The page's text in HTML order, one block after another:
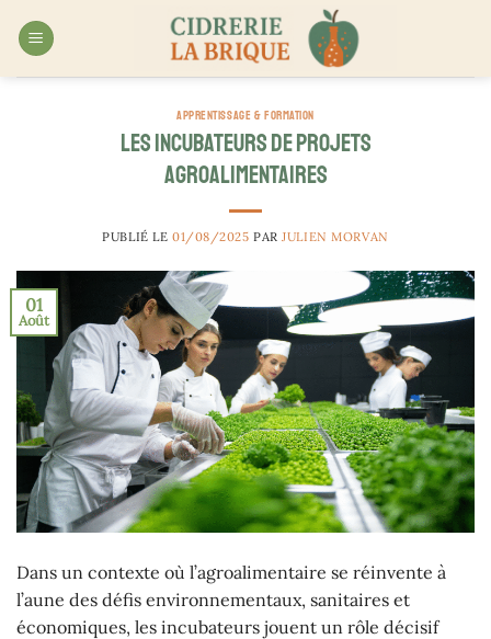
APPRENTISSAGE & FORMATION
Les incubateurs de projets
agroalimentaires
PUBLIÉ LE 01/08/2025 PAR JULIEN MORVAN
01
Août
Dans un contexte où l’agroalimentaire se réinvente à
l’aune des défis environnementaux, sanitaires et
économiques, les incubateurs jouent un rôle décisif